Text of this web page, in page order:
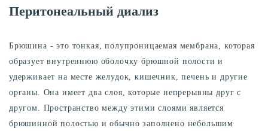
Перитонеальный диализ
Брюшина - это тонкая, полупроницаемая мембрана, которая
образует внутреннюю оболочку брюшной полости и
удерживает на месте желудок, кишечник, печень и другие
органы. Она имеет два слоя, которые непрерывны друг с
другом. Пространство между этими слоями является
брюшинной полостью и обычно заполнено небольшим